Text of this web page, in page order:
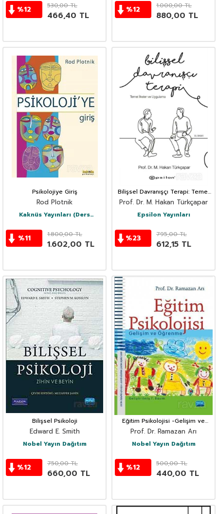
%12 530,00TL
466,40 TL
%12 1.000,00TL
880,00 TL
Psikolojiye Giriş
Rod Plotnik
Kaknüs Yayınları (Ders
%11 1.800,00TL
1.602,00 TL
Bilişsel Davranışçı Terapi: Temel
İlkeler ve Uygulama
Prof. Dr. M. Hakan Türkçapar
Epsilon Yayınları
%23 795,00TL
612,15 TL
Bilişsel Psikoloji
Edward E. Smith
Nobel Yayın Dağıtım
%12 750,00TL
660,00 TL
Eğitim Psikolojisi -Gelişim ve
Öğrenme
Prof. Dr. Ramazan Arı
Nobel Yayın Dağıtım
%12 500,00TL
440,00 TL